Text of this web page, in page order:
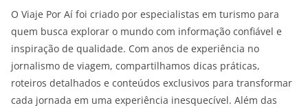
O Viaje Por Aí foi criado por especialistas em turismo para
quem busca explorar o mundo com informação confiável e
inspiração de qualidade. Com anos de experiência no
jornalismo de viagem, compartilhamos dicas práticas,
roteiros detalhados e conteúdos exclusivos para transformar
cada jornada em uma experiência inesquecível. Além das